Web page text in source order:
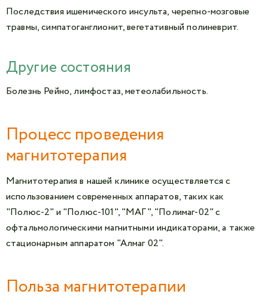
Последствия ишемического инсульта, черепно-мозговые
травмы, симпатоганглионит, вегетативный полиневрит.
Другие состояния
Болезнь Рейно, лимфостаз, метеолабильность.
Процесс проведения
магнитотерапия
Магнитотерапия в нашей клинике осуществляется с
использованием современных аппаратов, таких как
"Полюс-2" и "Полюс-101", "МАГ", "Полимаг-02" с
офтальмологическими магнитными индикаторами, а также
стационарным аппаратом "Алмаг 02".
Польза магнитотерапии